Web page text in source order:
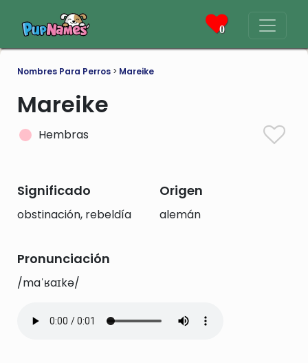
0
Nombres Para Perros > Mareike
Mareike
Hembras
Significado
obstinación, rebeldía
Origen
alemán
Pronunciación
/maˈʁaɪkə/